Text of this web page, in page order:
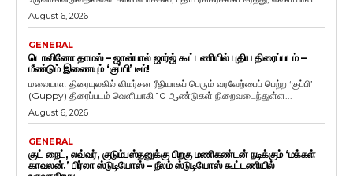
August 6, 2026
GENERAL
டொவினோ தாமஸ் – ஜான்பால் ஜார்ஜ் கூட்டணியில் புதிய திரைப்படம் –
மீண்டும் இணையும் ‘குப்பி’ டீம்!
மலையாள திரையுலகில் விமர்சன ரீதியாகப் பெரும் வரவேற்பைப் பெற்ற ‘குப்பி’
(Guppy) திரைப்படம் வெளியாகி 10 ஆண்டுகள் நிறைவடைந்துள்ள...
August 6, 2026
GENERAL
குட் நைட், லவ்வர், குடும்பஸ்தனுக்கு பிறகு மணிகண்டன் நடிக்கும் ‘மக்கள்
காவலன்.’ பிர்லா ஸ்டுடியோஸ் – நீலம் ஸ்டுடியோஸ் கூட்டணியில்